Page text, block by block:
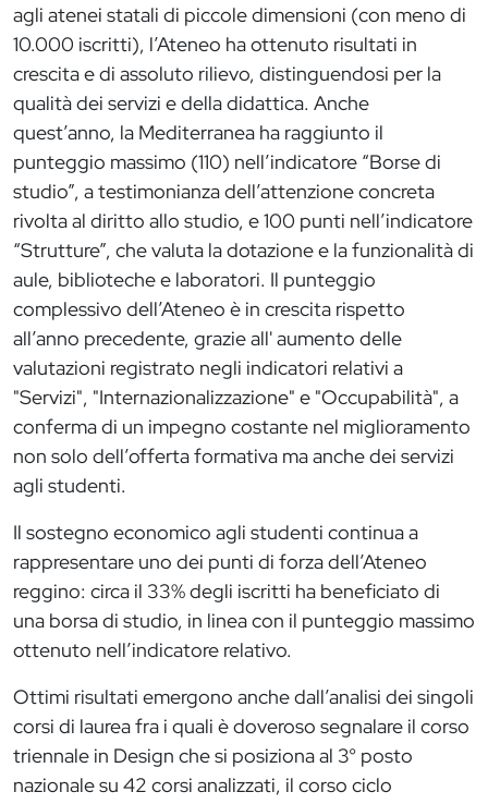
agli atenei statali di piccole dimensioni (con meno di
10.000 iscritti), l’Ateneo ha ottenuto risultati in
crescita e di assoluto rilievo, distinguendosi per la
qualità dei servizi e della didattica. Anche
quest’anno, la Mediterranea ha raggiunto il
punteggio massimo (110) nell’indicatore “Borse di
studio”, a testimonianza dell’attenzione concreta
rivolta al diritto allo studio, e 100 punti nell’indicatore
“Strutture”, che valuta la dotazione e la funzionalità di
aule, biblioteche e laboratori. Il punteggio
complessivo dell’Ateneo è in crescita rispetto
all’anno precedente, grazie all' aumento delle
valutazioni registrato negli indicatori relativi a
"Servizi", "Internazionalizzazione" e "Occupabilità", a
conferma di un impegno costante nel miglioramento
non solo dell’offerta formativa ma anche dei servizi
agli studenti.
Il sostegno economico agli studenti continua a
rappresentare uno dei punti di forza dell’Ateneo
reggino: circa il 33% degli iscritti ha beneficiato di
una borsa di studio, in linea con il punteggio massimo
ottenuto nell’indicatore relativo.
Ottimi risultati emergono anche dall’analisi dei singoli
corsi di laurea fra i quali è doveroso segnalare il corso
triennale in Design che si posiziona al 3° posto
nazionale su 42 corsi analizzati, il corso ciclo